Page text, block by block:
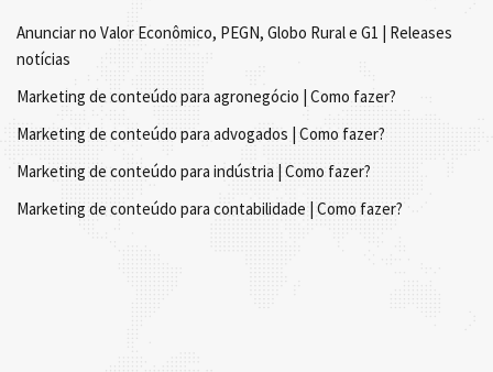
Anunciar no Valor Econômico, PEGN, Globo Rural e G1 | Releases
notícias
Marketing de conteúdo para agronegócio | Como fazer?
Marketing de conteúdo para advogados | Como fazer?
Marketing de conteúdo para indústria | Como fazer?
Marketing de conteúdo para contabilidade | Como fazer?